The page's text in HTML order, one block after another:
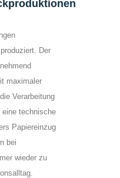
Der
maximaler
Verarbeitung
technische
Papiereinzug
bei
wieder zu